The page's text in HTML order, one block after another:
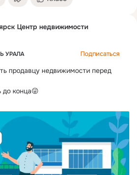
Центр недвижимости
УРАЛА Подписаться
продавцу недвижимости перед
до конца😜
для большинства...